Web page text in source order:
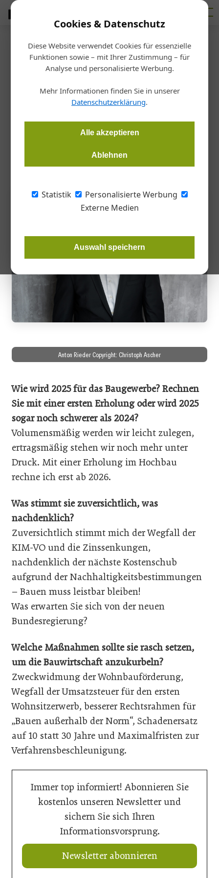
Cookies & Datenschutz
Diese Website verwendet Cookies für essenzielle
Funktionen sowie – mit Ihrer Zustimmung – für
Analyse und personalisierte Werbung.
Mehr Informationen finden Sie in unserer
Datenschutzerklärung.
Alle akzeptieren
Ablehnen
Statistik
Personalisierte Werbung
Externe Medien
Auswahl speichern
Startseite/Bau
Nachgefragt
Nachgefragt bei Anton Rieder
22.01.2025, 12:54 Uhr
und Vizepräsident Wirtschaftskammer Tirol.
Anton Rieder Copyright: Christoph Ascher
Wie wird 2025 für das Baugewerbe? Rechnen
Sie mit einer ersten Erholung oder wird 2025
sogar noch schwerer als 2024?
Volumensmäßig werden wir leicht zulegen,
ertragsmäßig stehen wir noch mehr unter
Druck. Mit einer Erholung im Hochbau
rechne ich erst ab 2026.
Was stimmt sie zuversichtlich, was
nachdenklich?
Zuversichtlich stimmt mich der Wegfall der
KIM-VO und die Zinssenkungen,
nachdenklich der nächste Kostenschub
aufgrund der Nachhaltigkeitsbestimmungen
– Bauen muss leistbar bleiben!
Was erwarten Sie sich von der neuen
Bundesregierung?
Welche Maßnahmen sollte sie rasch setzen,
um die Bauwirtschaft anzukurbeln?
Zweckwidmung der Wohnbauförderung,
Wegfall der Umsatzsteuer für den ersten
Wohnsitzerwerb, besserer Rechtsrahmen für
„Bauen außerhalb der Norm“, Schadenersatz
auf 10 statt 30 Jahre und Maximalfristen zur
Verfahrensbeschleunigung.
Immer top informiert! Abonnieren Sie
kostenlos unseren Newsletter und
sichern Sie sich Ihren
Informationsvorsprung.
Newsletter abonnieren